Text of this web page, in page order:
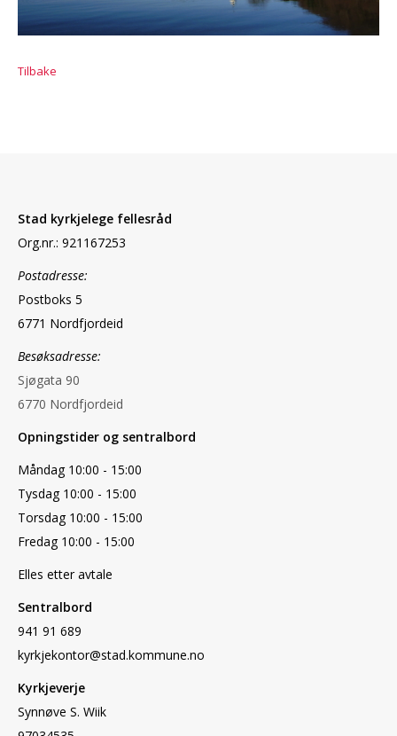
Tilbake
Stad kyrkjelege fellesråd
Org.nr.: 921167253
Postadresse:
Postboks 5
6771 Nordfjordeid
Besøksadresse:
Sjøgata 90
6770 Nordfjordeid
Opningstider og sentralbord
Måndag 10:00 - 15:00
Tysdag 10:00 - 15:00
Torsdag 10:00 - 15:00
Fredag 10:00 - 15:00
Elles etter avtale
Sentralbord
941 91 689
kyrkjekontor@stad.kommune.no
Kyrkjeverje
Synnøve S. Wiik